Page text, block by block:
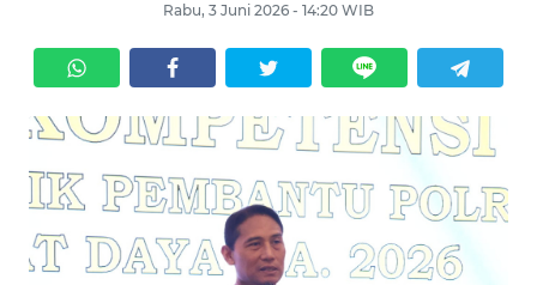
Rabu, 3 Juni 2026 - 14:20 WIB
SERBI
OPINI
Informasi
BERITA